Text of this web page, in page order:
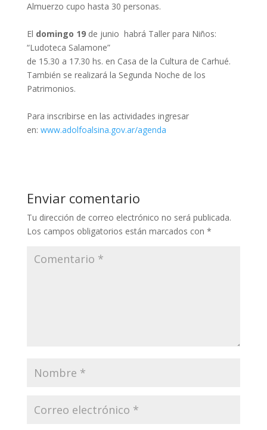
Almuerzo cupo hasta 30 personas.
El domingo 19de junio habrá Taller para Niños:
“Ludoteca Salamone”
de 15.30 a 17.30 hs. en Casa de la Cultura de Carhué.
También se realizará la Segunda Noche de los
Patrimonios.
Para inscribirse en las actividades ingresar
en: www.adolfoalsina.gov.ar/agenda
Enviar comentario
Tu dirección de correo electrónico no será publicada.
Los campos obligatorios están marcados con *